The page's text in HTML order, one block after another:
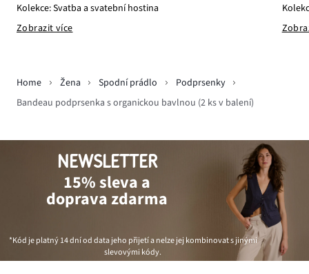
Kolekce: Svatba a svatební hostina
Zobrazit více
Home Žena Spodní prádlo
Podprsenky
Bandeau podprsenka s organickou bavlnou (2 ks v balení)
NEWSLETTER
15% sleva a
doprava zdarma
*Kód je platný 14 dní od data jeho přijetí a nelze jej kombinovat s jinými
slevovými kódy.